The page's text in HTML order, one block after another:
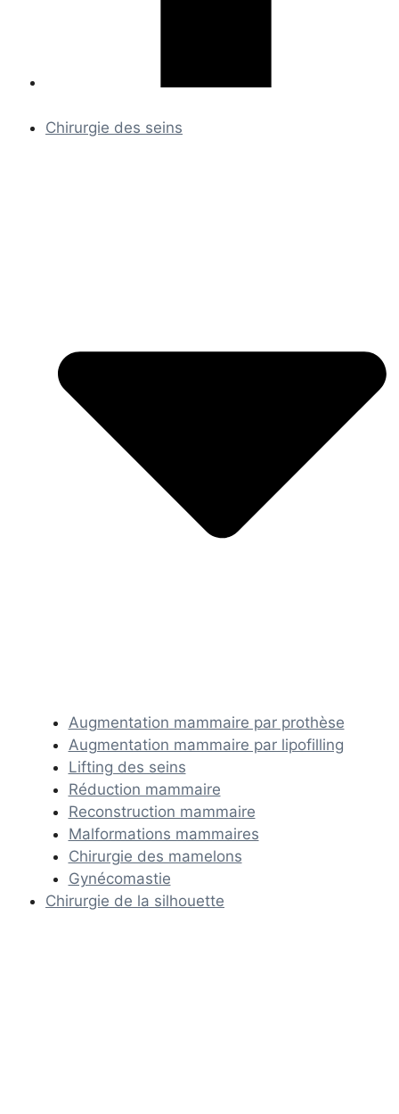
Chirurgie des seins
Augmentation mammaire par prothèse
Augmentation mammaire par lipofilling
Lifting des seins
Réduction mammaire
Reconstruction mammaire
Malformations mammaires
Chirurgie des mamelons
Gynécomastie
Chirurgie de la silhouette